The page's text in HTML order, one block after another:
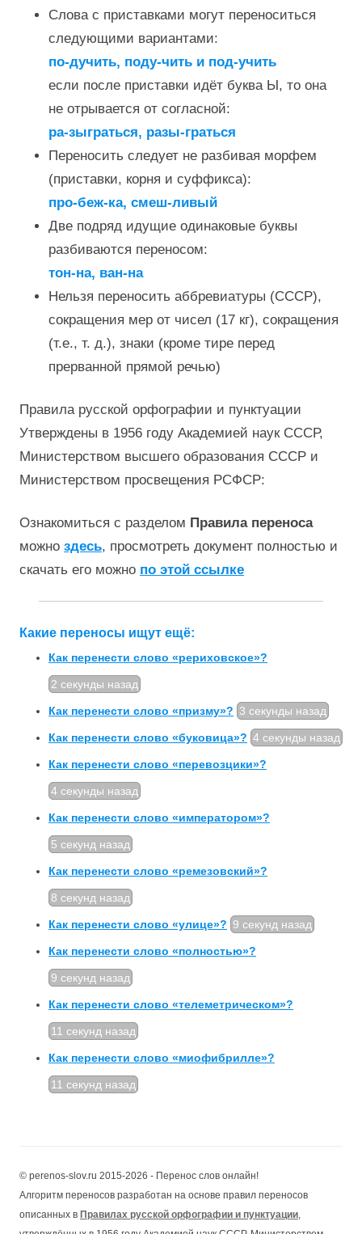
Слова с приставками могут переноситься
следующими вариантами:
по-дучить, поду-чить и под-учить
если после приставки идёт буква Ы, то она
не отрывается от согласной:
ра-зыграться, разы-граться
Переносить следует не разбивая морфем
(приставки, корня и суффикса):
про-беж-ка, смеш-ливый
Две подряд идущие одинаковые буквы
разбиваются переносом:
тон-на, ван-на
Нельзя переносить аббревиатуры (СССР),
сокращения мер от чисел (17 кг), сокращения
(т.е., т. д.), знаки (кроме тире перед
прерванной прямой речью)
Правила русской орфографии и пунктуации
Утверждены в 1956 году Академией наук СССР,
Министерством высшего образования СССР и
Министерством просвещения РСФСР:
Ознакомиться с разделом Правила переноса
можно здесь, просмотреть документ полностью и
скачать его можно по этой ссылке
Какие переносы ищут ещё:
Как перенести слово «рериховское»?
2 секунды назад
Как перенести слово «призму»? 3 секунды назад
Как перенести слово «буковица»? 4 секунды назад
Как перенести слово «перевозцики»?
4 секунды назад
Как перенести слово «императором»?
5 секунд назад
Как перенести слово «ремезовский»?
8 секунд назад
Как перенести слово «улице»? 9 секунд назад
Как перенести слово «полноcтью»?
9 секунд назад
Как перенести слово «телеметрическом»?
11 секунд назад
Как перенести слово «миофибрилле»?
11 секунд назад
© perenos-slov.ru 2015-2026 - Перенос слов онлайн!
Алгоритм переносов разработан на основе правил переносов
описанных в Правилах русской орфографии и пунктуации,